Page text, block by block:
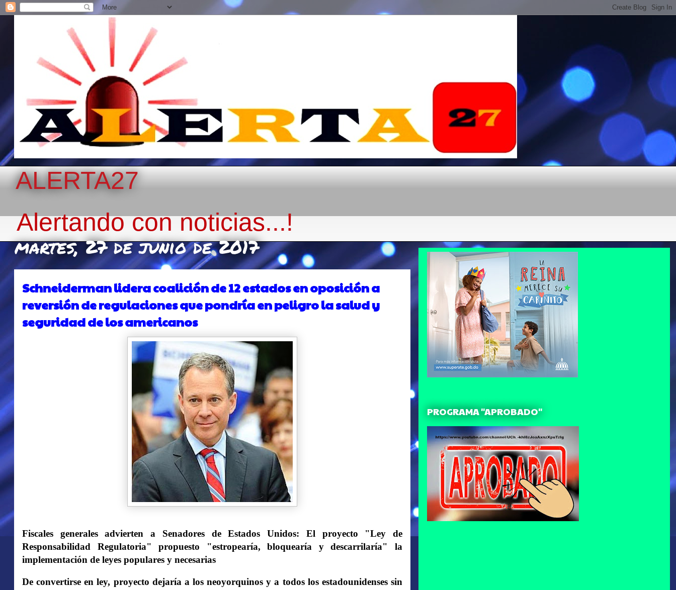
ALERTA27
Alertando con noticias...!
martes, 27 de junio de 2017
Schneiderman lidera coalición de 12 estados en oposición a
reversión de regulaciones que pondría en peligro la salud y
seguridad de los americanos
Fiscales generales advierten a Senadores de Estados Unidos: El proyecto "Ley de
Responsabilidad Regulatoria" propuesto "estropearía, bloquearía y descarrilaría" la
implementación de leyes populares y necesarias
De convertirse en ley, proyecto dejaría a los neoyorquinos y a todos los estadounidenses sin
PROGRAMA "APROBADO"